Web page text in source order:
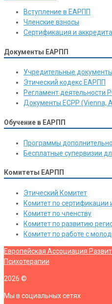
Вступление в ЕАРПП
Членские взносы
Сертификация и
Документы ЕАРПП
Учредительные документы
Этический кодекс ЕАРПП
Регламент деятельности
Документы ЕСРР (Vienna,
Обучение в ЕАРПП
Программы
Бесплатные супервизии
Комитеты ЕАРПП
Этический Комитет
Комитет по сертификации
Комитет по членству
Комитет по развитию
Комитет по работе с
Европейская Ассоциация
Психотерапии
2026 ©
Мы в социальных сетях